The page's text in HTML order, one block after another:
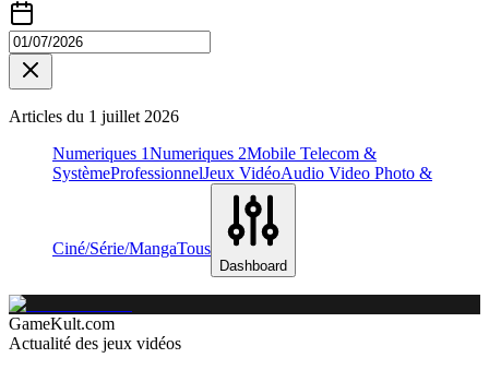
Articles du 1 juillet 2026
Numeriques 1Numeriques 2Mobile Telecom &
SystèmeProfessionnelJeux VidéoAudio Video Photo &
Ciné/Série/MangaTous
Dashboard
GameKult.com
Actualité des jeux vidéos